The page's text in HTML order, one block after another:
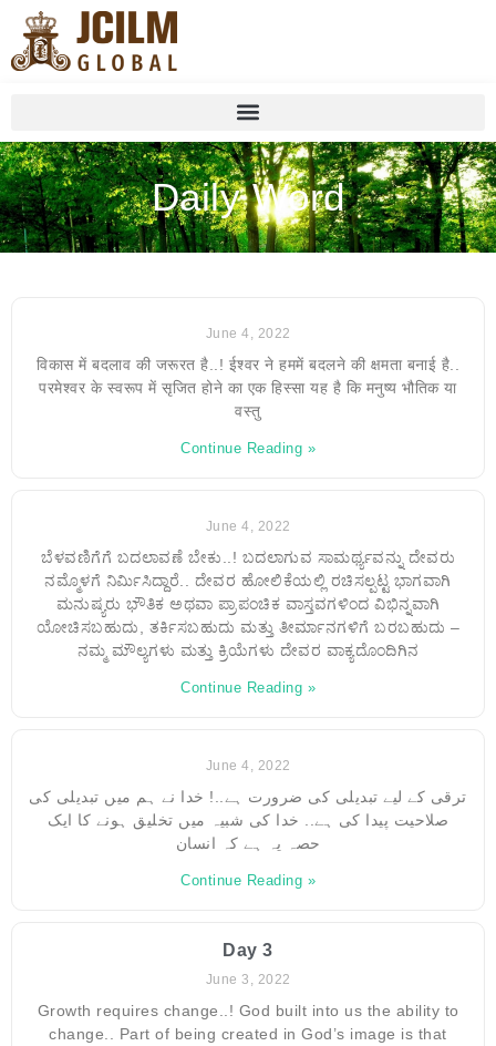
Daily Word
June 4, 2022
विकास में बदलाव की जरूरत है..! ईश्वर ने हममें बदलने की क्षमता बनाई है..
परमेश्वर के स्वरूप में सृजित होने का एक हिस्सा यह है कि मनुष्य भौतिक या
वस्तु
Continue Reading »
June 4, 2022
ಬೆಳವಣಿಗೆಗೆ ಬದಲಾವಣೆ ಬೇಕು..! ಬದಲಾಗುವ ಸಾಮರ್ಥ್ಯವನ್ನು ದೇವರು
ನಮ್ಮೊಳಗೆ ನಿರ್ಮಿಸಿದ್ದಾರೆ.. ದೇವರ ಹೋಲಿಕೆಯಲ್ಲಿ ರಚಿಸಲ್ಪಟ್ಟ ಭಾಗವಾಗಿ
ಮನುಷ್ಯರು ಭೌತಿಕ ಅಥವಾ ಪ್ರಾಪಂಚಿಕ ವಾಸ್ತವಗಳಿಂದ ವಿಭಿನ್ನವಾಗಿ
ಯೋಚಿಸಬಹುದು, ತರ್ಕಿಸಬಹುದು ಮತ್ತು ತೀರ್ಮಾನಗಳಿಗೆ ಬರಬಹುದು –
ನಮ್ಮ ಮೌಲ್ಯಗಳು ಮತ್ತು ಕ್ರಿಯೆಗಳು ದೇವರ ವಾಕ್ಯದೊಂದಿಗಿನ
Continue Reading »
June 4, 2022
ترقی کے لیے تبدیلی کی ضرورت ہے..! خدا نے ہم میں تبدیلی کی
صلاحیت پیدا کی ہے.. خدا کی شبیہ میں تخلیق ہونے کا ایک
حصہ یہ ہے کہ انسان
Continue Reading »
Day 3
June 3, 2022
Growth requires change..! God built into us the ability to
change.. Part of being created in God’s image is that